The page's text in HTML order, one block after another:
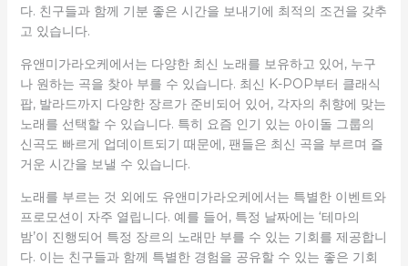
다. 친구들과 함께 기분 좋은 시간을 보내기에 최적의 조건을 갖추
고 있습니다.
유앤미가라오케에서는 다양한 최신 노래를 보유하고 있어, 누구
나 원하는 곡을 찾아 부를 수 있습니다. 최신 K-POP부터 클래식
팝, 발라드까지 다양한 장르가 준비되어 있어, 각자의 취향에 맞는
노래를 선택할 수 있습니다. 특히 요즘 인기 있는 아이돌 그룹의
신곡도 빠르게 업데이트되기 때문에, 팬들은 최신 곡을 부르며 즐
거운 시간을 보낼 수 있습니다.
노래를 부르는 것 외에도 유앤미가라오케에서는 특별한 이벤트와
프로모션이 자주 열립니다. 예를 들어, 특정 날짜에는 ‘테마의
밤’이 진행되어 특정 장르의 노래만 부를 수 있는 기회를 제공합니
다. 이는 친구들과 함께 특별한 경험을 공유할 수 있는 좋은 기회